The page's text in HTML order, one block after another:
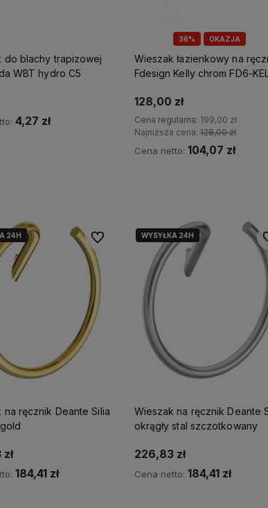
do blachy trapizowej
WBT hydro C5
4,27 zł
36% OKAZJA
Wieszak łazienkowy na
Fdesign Kelly chrom FD6-
128,00 zł
Cena regularna: 199,00 zł
Najniższa cena:128,00 zł
Cena netto: 104,07 zł
24H
24H
24H
24H
24H
na ręcznik Deante Silia
184,41 zł
Do ulubionychWYSYŁKA 24H
Wieszak na ręcznik Deante
okrągły stal szczotkowany
226,83 zł
Cena netto: 184,41 zł